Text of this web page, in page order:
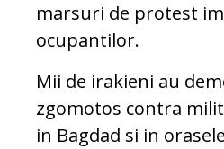
marsuri de protest
ocupantilor.
Mii de irakieni au
zgomotos contra
in Bagdad si in